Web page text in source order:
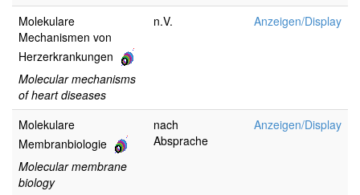
Molekulare
Mechanismen von
Herzerkrankungen
Molecular mechanisms
of heart diseases
n.V. Anzeigen/Display
Molekulare
Membranbiologie
Molecular membrane
biology
nach
Absprache
Anzeigen/Display